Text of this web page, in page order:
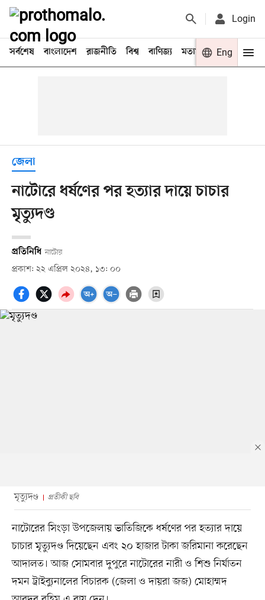
Login
সর্বশেষ বাংলাদেশ রাজনীতি বিশ্ব বাণিজ্য মতামত খেলা
Eng
জেলা
নাটোরে ধর্ষণের পর হত্যার দায়ে চাচার
মৃত্যুদণ্ড
প্রতিনিধি নাটোর
প্রকাশ: ২২ এপ্রিল ২০২৪, ১৩: ০০
মৃত্যুদণ্ড প্রতীকী ছবি
নাটোরের সিংড়া উপজেলায় ভাতিজিকে ধর্ষণের পর হত্যার দায়ে
চাচার মৃত্যুদণ্ড দিয়েছেন এবং ২০ হাজার টাকা জরিমানা করেছেন
আদালত। আজ সোমবার দুপুরে নাটোরের নারী ও শিশু নির্যাতন
দমন ট্রাইব্যুনালের বিচারক (জেলা ও দায়রা জজ) মোহাম্মদ